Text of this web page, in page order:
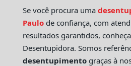
Se você procura uma
Paulo de confiança, com
resultados garantidos,
Desentupidora. Somos
desentupimentograças à